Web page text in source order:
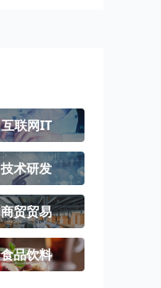
云阳县
巫溪县
酉阳土家族苗
族自治县
合川区
互联网IT
技术研发
商贸贸易
食品饮料